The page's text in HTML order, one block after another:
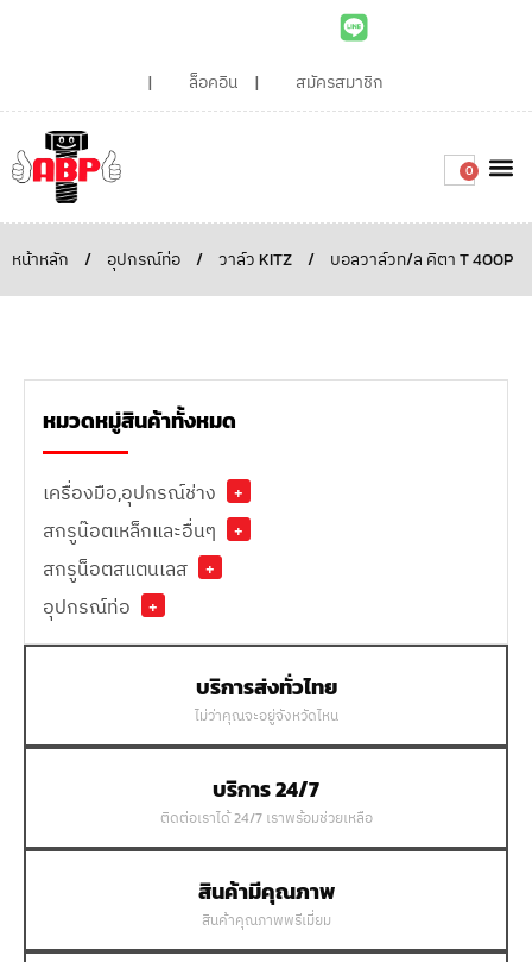
ล็อคอิน สมัครสมาชิก
0
หน้าหลัก / อุปกรณ์ท่อ / วาล์ว KITZ / บอลวาล์วท/ล คิตา T 400P
หมวดหมู่สินค้าทั้งหมด
เครื่องมือ,อุปกรณ์ช่าง
+
สกรูน๊อตเหล็กและอื่นๆ
+
สกรูน็อตสแตนเลส
+
อุปกรณ์ท่อ
+
บริการส่งทั่วไทย
ไม่ว่าคุณจะอยู่จังหวัดไหน
บริการ 24/7
ติดต่อเราได้ 24/7 เราพร้อมช่วยเหลือ
สินค้ามีคุณภาพ
สินค้าคุณภาพพรีเมี่ยม